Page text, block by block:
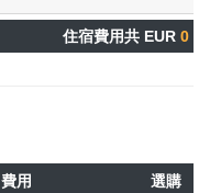
住宿費用共 EUR 0
費用
選購